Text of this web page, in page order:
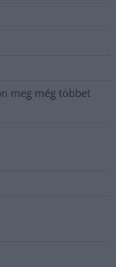
meg még többet